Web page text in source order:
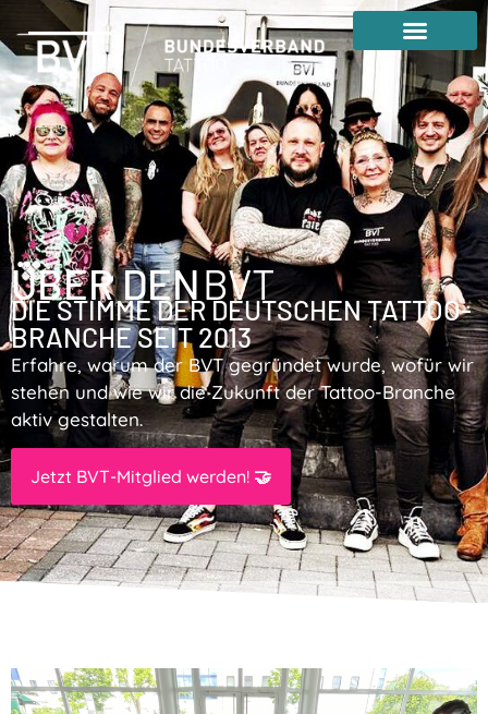
ÜBER DENBVT
DIE STIMME DER DEUTSCHEN TATTOO-
BRANCHE SEIT 2013
Erfahre, warum der BVT gegründet wurde, wofür wir
stehen und wie wir die Zukunft der Tattoo-Branche
aktiv gestalten.
Jetzt BVT-Mitglied werden! 🤝